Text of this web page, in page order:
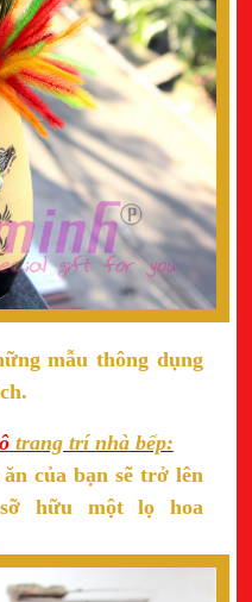
mẫu thông dụng
trang trí nhà bếp:
của bạn sẽ trở lên
hữu một lọ hoa